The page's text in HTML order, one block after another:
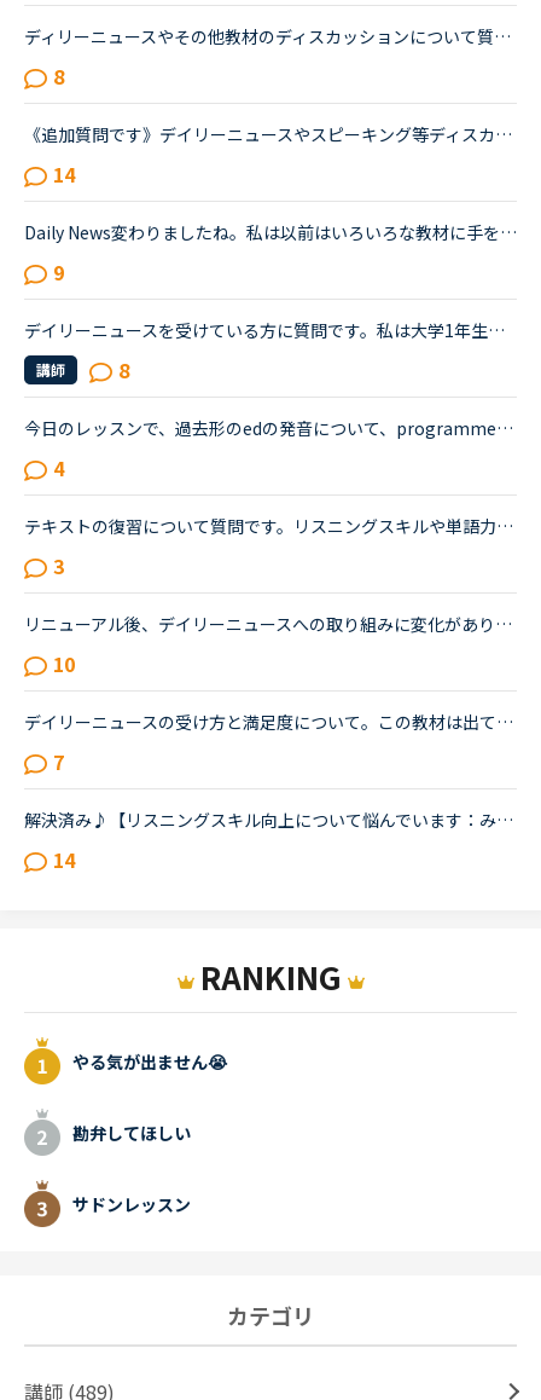
ディリーニュースやその他教材のディスカッションについて質問致します。実は、昨日初めてネイティブキャンプを利用し、ディリーニュースの初級レベルを受けました。いきなりつまづいては、先生はもとより自分自...
8
《追加質問です》デイリーニュースやスピーキング等ディスカッションが含まれる教材のレッスンについて質問です。最近はデイリーニュースを受講しておりますが、レッスン前にディスカッションの質問に対する回答...
14
Daily News変わりましたね。私は以前はいろいろな教材に手を出していましたが、今はほぼDaily Newsしか受講していません。英検の作文と2次試験対策にディスカッションパートが役に立ちそうなので。また、単純に英...
9
デイリーニュースを受けている方に質問です。私は大学1年生で、ネイティブキャンプは初めてまだひと月足らずの初心者です。一応英語系の学問をしていて、今月受けたスピーキングテストは6でした。普段は、できる...
講師 8
今日のレッスンで、過去形のedの発音について、programmedやbeamedのようにmのあとにedが続く場合は、最後の部分は（ｂ）のように発音すると先生が説明し、programmed(b)とチャットボックスに書き入れ、プログラ...
4
テキストの復習について質問です。リスニングスキルや単語力をつけるために音読がよいと言われ、実際に音読を三冊ぐらい実施しました（一つの長文を20回づつ）が、自分の中で上達がないように思っています。また...
3
リニューアル後、デイリーニュースへの取り組みに変化がありましたか？今まで1回で済ませていましたが、リニューアル後はディスカッションに入る頃には残すところあと数分となることが多くなり、２回に分けるよう...
10
デイリーニュースの受け方と満足度について。この教材は出てくる単語をチェックして、オーディオを聞いて、質問に答えて、ディスカッションする。という流れで合ってますか？ みなさまはレッスンでオーディオを...
7
解決済み♪【リスニングスキル向上について悩んでいます：みなさんどのように学習していますか。】●私の英語力私は、「聞こえない」ことが課題だと考えているTOEIC600コースを中心に受講中のもうすぐ40歳です。・T...
14
RANKING
やる気が出ません😭
勘弁してほしい
サドンレッスン
カテゴリ
講師 (489)